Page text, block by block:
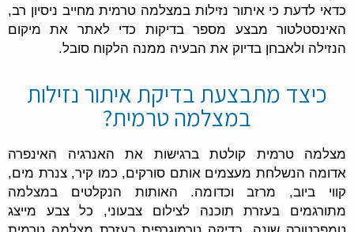
כדאי לדעת כי איתור נזילות במצלמה טרמית מחייב ניסיון רב,
האינסטלטור מבצע מספר בדיקות כדי לאתר את מיקום
הנזילה ולאבחן בדיוק את הבעיה ממנה הלקוח סובל.
כיצד מתבצעת בדיקת איתור נזילות
במצלמה טרמית​?
מצלמה טרמית קולטת ברגישות את האנרגיה האינפרה
אדומה הנשלחת מעצמים אותם סורקים, כמו קיר, צנרת מים,
קווי ביוב, מרזב וכדומה. האותות הנקלטים במצלמה
מתורגמים בעזרת תוכנה לצילום צבעוני, כל צבע מייצג